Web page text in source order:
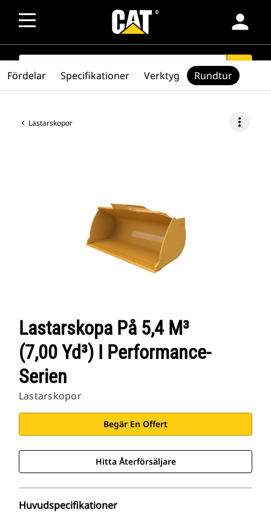
person
SEARCH search
Lastarskopor more_vert
Lastarskopa På 5,4 M³
(7,00 Yd³) I Performance-
Serien
Lastarskopor
Begär En Offert
Hitta Återförsäljare
Huvudspecifikationer
Fördelar Specifikationer Verktyg Rundtur